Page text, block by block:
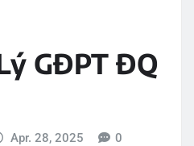
GĐPT ĐQ
Apr. 28, 2025 0